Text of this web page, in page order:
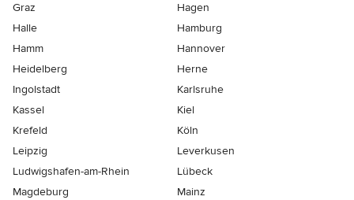
Graz
Hagen
Halle
Hamburg
Hamm
Hannover
Heidelberg
Herne
Ingolstadt
Karlsruhe
Kassel
Kiel
Krefeld
Köln
Leipzig
Leverkusen
Ludwigshafen-am-Rhein
Lübeck
Magdeburg
Mainz